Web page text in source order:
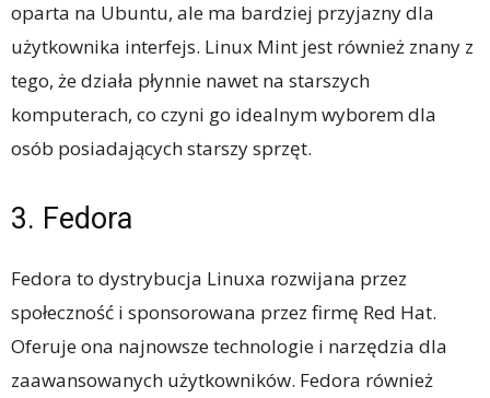
oparta na Ubuntu, ale ma bardziej przyjazny dla
użytkownika interfejs. Linux Mint jest również znany z
tego, że działa płynnie nawet na starszych
komputerach, co czyni go idealnym wyborem dla
osób posiadających starszy sprzęt.
3. Fedora
Fedora to dystrybucja Linuxa rozwijana przez
społeczność i sponsorowana przez firmę Red Hat.
Oferuje ona najnowsze technologie i narzędzia dla
zaawansowanych użytkowników. Fedora również